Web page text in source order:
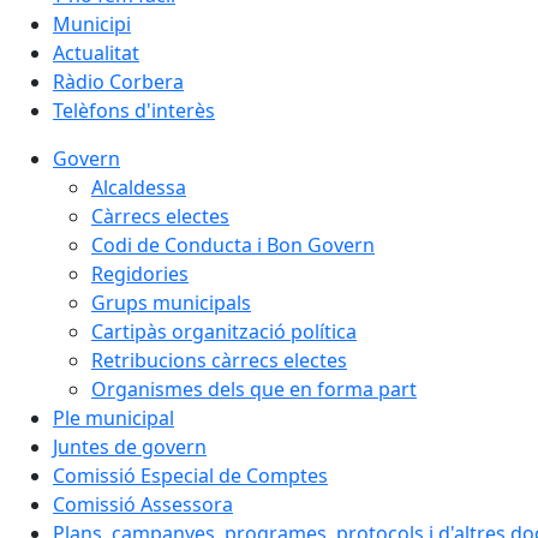
Municipi
Actualitat
Ràdio Corbera
Telèfons d'interès
Govern
Alcaldessa
Càrrecs electes
Codi de Conducta i Bon Govern
Regidories
Grups municipals
Cartipàs organització política
Retribucions càrrecs electes
Organismes dels que en forma part
Ple municipal
Juntes de govern
Comissió Especial de Comptes
Comissió Assessora